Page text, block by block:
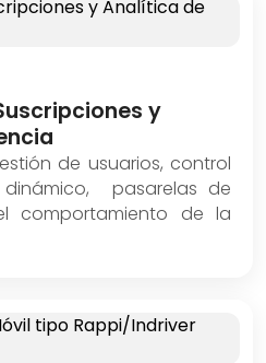
y
de usuarios, control
pasarelas de
comportamiento de la